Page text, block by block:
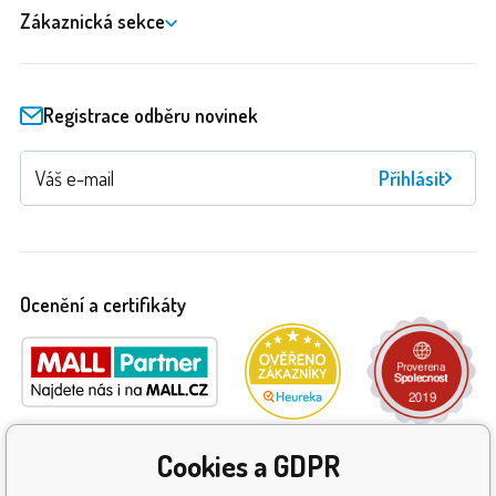
Zákaznická sekce
Registrace odběru novinek
Přihlásit
Ocenění a certifikáty
Cookies a GDPR